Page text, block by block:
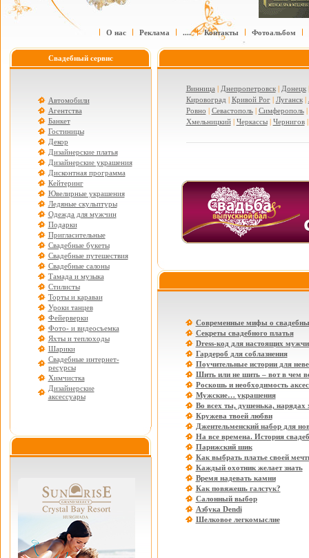
О нас Реклама .... Контакты Фотоальбом
Свадебный сервис
Автомобили
Агентства
Банкет
Гостиницы
Декор
Дизайнерские платья
Дизайнерские украшения
Дисконтная программа
Кейтеринг
Ювелирные украшения
Ледяные скульптуры
Одежда для мужчин
Подарки
Пригласительные
Свадебные букеты
Свадебные путешествия
Свадебные салоны
Тамада и музыка
Стилисты
Торты и караваи
Уроки танцев
Фейерверки
Фото- и видеосъемка
Яхты и теплоходы
Шарики
Свадебные интернет-
ресурсы
Химчистка
Дизайнерские
аксессуары
Винница | Днепропетровск| Донецк
Кировоград | Кривой Рог| Луганск|
Ровно | Севастополь| Симферополь|
Хмельницкий| Черкассы| Чернигов
Современные мифы о
Секреты свадебного платья
Dress-код для настоящих
Гардероб для соблазнения
Поучительные истории для
Шить или не шить – вот в чем
Роскошь и необходимость
Мужские… украшения
Во всех ты, душенька, нарядах
Кружева твоей любви
Джентельменский набор для
На все времена. История
Парижский шик
Как выбрать платье своей
Каждый охотник желает знать
Время надевать камни
Как повяжешь галстук?
Салонный выбор
Азбука Dendi
Шелковое легкомыслие